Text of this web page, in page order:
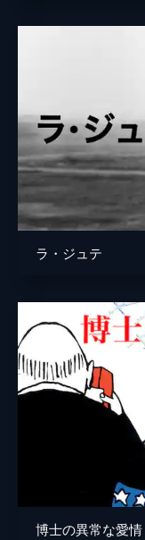
ラ・ジュテ
博士の異常な愛情